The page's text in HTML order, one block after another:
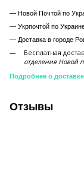
— Новой Почтой по
— Укрпочтой по
— Доставка в городе
Бесплатная
отделения Новой
Подробнее о доставке
Отзывы